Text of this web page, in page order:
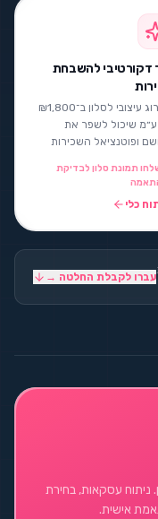
דקורטיבי להשבחת
שדרוג עיצובי לסלון ב־₪1,800
שיכול לשפר את
ופוטנציאל השכירות
תמונת סלון לבדיקת
כלי
עברו לקבלת החלטה →
ניתוח עסקאות, בחירת
אישית.